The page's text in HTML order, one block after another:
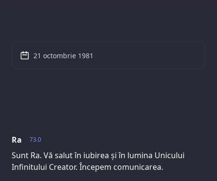
73.0
Ra
Sunt Ra. Vă salut în iubirea și în lumina Unicului
Infinitului Creator. Începem comunicarea.
21 octombrie 1981